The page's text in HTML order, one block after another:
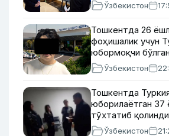
Ўзбекистон
Тошкентда 26
фоҳишалик учун
юбормоқчи
Ўзбекистон
Тошкентда
юборилаётган 37
тўхтатиб қолинди
Ўзбекистон